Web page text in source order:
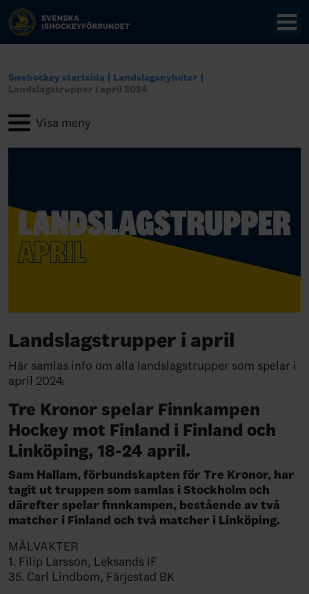
Swehockey startsida
Landslagsnyheter
Landslagstrupper i april 2024
Landslagstrupper i april
Här samlas info om alla landslagstrupper som spelar i
april 2024.
Tre Kronor spelar Finnkampen
Hockey mot Finland i Finland och
Linköping, 18-24 april.
Sam Hallam, förbundskapten för Tre Kronor, har
tagit ut truppen som samlas i Stockholm och
därefter spelar finnkampen, bestående av två
matcher i Finland och två matcher i Linköping.
MÅLVAKTER
1. Filip Larsson, Leksands IF
35. Carl Lindbom, Färjestad BK